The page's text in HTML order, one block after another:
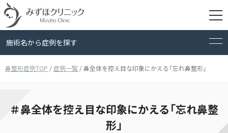
施術名から症例を探す
鼻整形症例TOP /症例一覧 /鼻全体を控え目な印象にかえる「忘れ鼻整形」
＃鼻全体を控え目な印象にかえる「忘れ鼻整
形」